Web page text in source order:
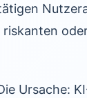
Ursache: